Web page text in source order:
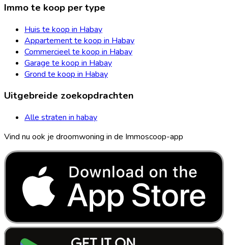
Immo te koop per type
Huis te koop in Habay
Appartement te koop in Habay
Commercieel te koop in Habay
Garage te koop in Habay
Grond te koop in Habay
Uitgebreide zoekopdrachten
Alle straten in habay
Vind nu ook je droomwoning in de Immoscoop-app